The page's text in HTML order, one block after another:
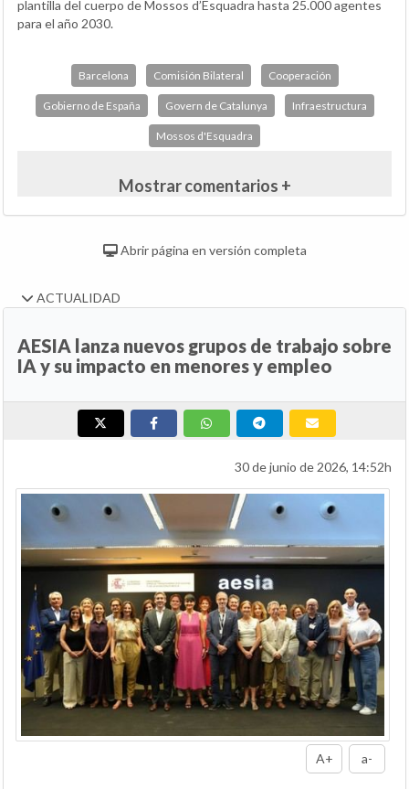
plantilla del cuerpo de Mossos d’Esquadra hasta 25.000 agentes
para el año 2030.
Barcelona Comisión Bilateral Cooperación
Gobierno de España Govern de Catalunya Infraestructura
Mossos d'Esquadra
Mostrar comentarios +
Abrir página en versión completa
ACTUALIDAD
AESIA lanza nuevos grupos de trabajo sobre
IA y su impacto en menores y empleo
30 de junio de 2026, 14:52h
A+ a-